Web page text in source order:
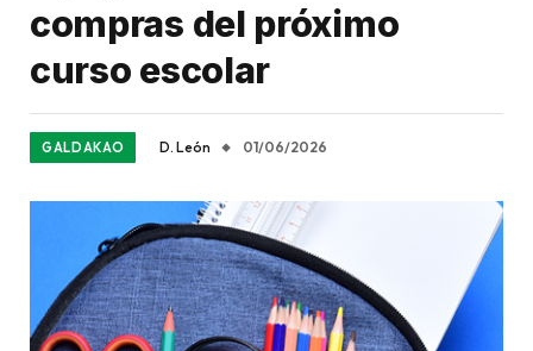
compras del próximo
curso escolar
GALDAKAO D. León 01/06/2026